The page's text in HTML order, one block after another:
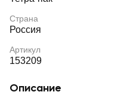
Страна
Россия
Артикул
153209
Описание